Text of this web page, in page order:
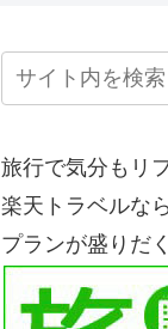
旅行で気分もリ
楽天トラベルな
プランが盛りだ